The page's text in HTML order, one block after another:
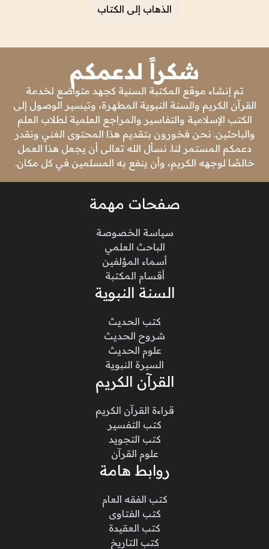
الذهاب إلى الكتاب
شكراً لدعمكم
تم إنشاء موقع المكتبة السنية كجهد متواضع لخدمة
القرآن الكريم والسنة النبوية المطهرة، وتيسير الوصول إلى
الكتب الإسلامية والتفاسير والمراجع العلمية لطلاب العلم
والباحثين. نحن فخورون بتقديم هذا المحتوى الغني ونقدر
دعمكم المستمر لنا. نسأل الله تعالى أن يجعل هذا العمل
خالصًا لوجهه الكريم، وأن ينفع به المسلمين في كل مكان.
صفحات مهمة
سياسة الخصوصة
الباحث العلمي
أسماء المؤلفين
أقسام المكتبة
السنة النبوية
كتب الحديث
شروح الحديث
علوم الحديث
السيرة النبوية
القرآن الكريم
قراءة القرآن الكريم
كتب التفسير
كتب التجويد
علوم القرآن
روابط هامة
كتب الفقه العام
كتب الفتاوى
كتب العقيدة
كتب التاريخ